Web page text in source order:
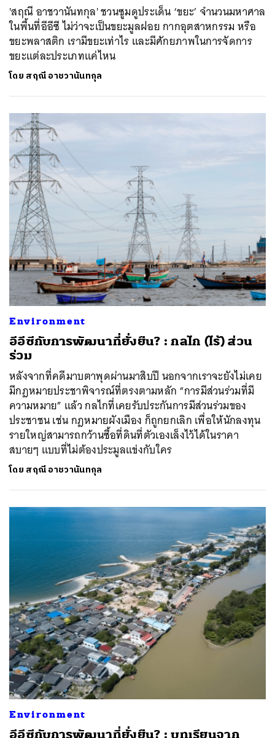
'สฤณี อาชวานันทกุล' ชวนซูมดูประเด็น ‘ขยะ’ จำนวนมหาศาล
ในพื้นที่อีอีซี ไม่ว่าจะเป็นขยะมูลฝอย กากอุตสาหกรรม หรือ
ขยะพลาสติก เรามีขยะเท่าไร และมีศักยภาพในการจัดการ
ขยะแต่ละประเภทแค่ไหน
โดย สฤณี อาชวานันทกุล
Environment
อีอีซีกับการพัฒนาที่ยั่งยืน? : กลไก (ไร้) ส่วน
ร่วม
หลังจากที่คดีมาบตาพุดผ่านมาสิบปี นอกจากเราจะยังไม่เคย
มีกฎหมายประชาพิจารณ์ที่ตรงตามหลัก “การมีส่วนร่วมที่มี
ความหมาย” แล้ว กลไกที่เคยรับประกันการมีส่วนร่วมของ
ประชาชน เช่น กฎหมายผังเมือง ก็ถูกยกเลิก เพื่อให้นักลงทุน
รายใหญ่สามารถกว้านซื้อที่ดินที่ตัวเองเล็งไว้ได้ในราคา
สบายๆ แบบที่ไม่ต้องประมูลแข่งกับใคร
โดย สฤณี อาชวานันทกุล
Environment
อีอีซีกับการพัฒนาที่ยั่งยืน? : บทเรียนจาก